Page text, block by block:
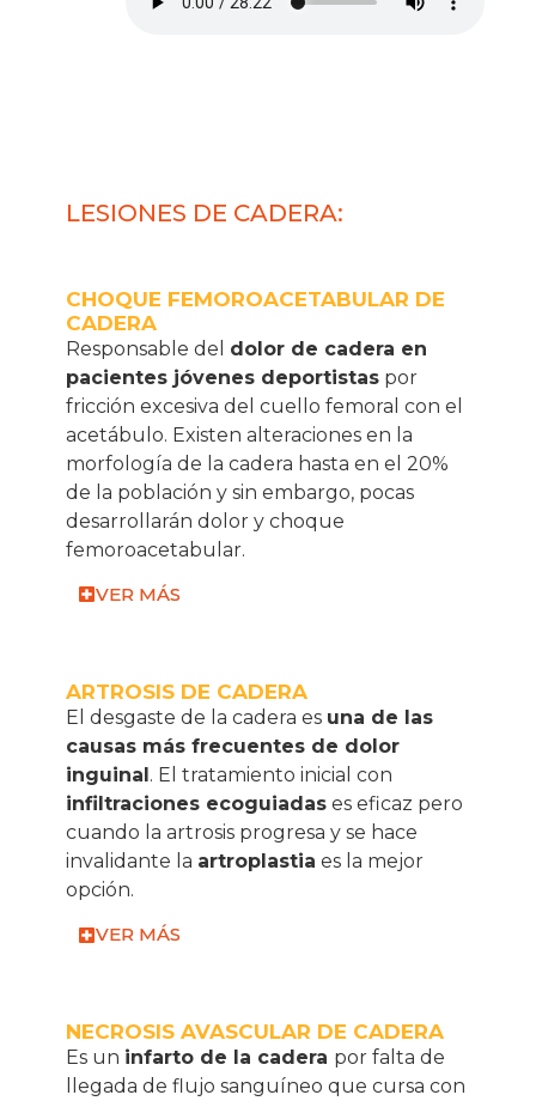
LESIONES DE CADERA:
CHOQUE FEMOROACETABULAR DE
CADERA
Responsable del dolor de cadera en
pacientes jóvenes deportistas por
fricción excesiva del cuello femoral con el
acetábulo. Existen alteraciones en la
morfología de la cadera hasta en el 20%
de la población y sin embargo, pocas
desarrollarán dolor y choque
femoroacetabular.
VER MÁS
ARTROSIS DE CADERA
El desgaste de la cadera es una de las
causas más frecuentes de dolor
inguinal. El tratamiento inicial con
infiltraciones ecoguiadas es eficaz pero
cuando la artrosis progresa y se hace
invalidante la artroplastia es la mejor
opción.
VER MÁS
NECROSIS AVASCULAR DE CADERA
Es un infarto de la cadera por falta de
llegada de flujo sanguíneo que cursa con